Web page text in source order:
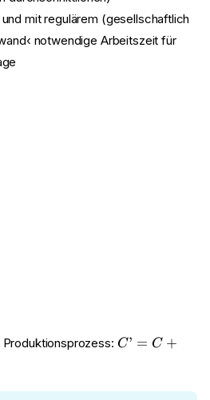
mit regulärem (gesellschaftlich
notwendige Arbeitszeit für
C’
+
C’ = C +